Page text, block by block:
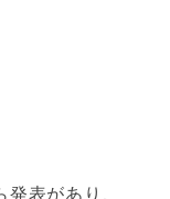
発表があり、